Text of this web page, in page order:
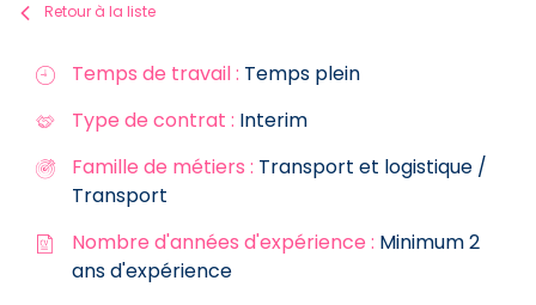
Retour à la liste
Temps de travail : Temps plein
Type de contrat : Interim
Famille de métiers : Transport et logistique /
Transport
Nombre d'années d'expérience : Minimum 2
ans d'expérience